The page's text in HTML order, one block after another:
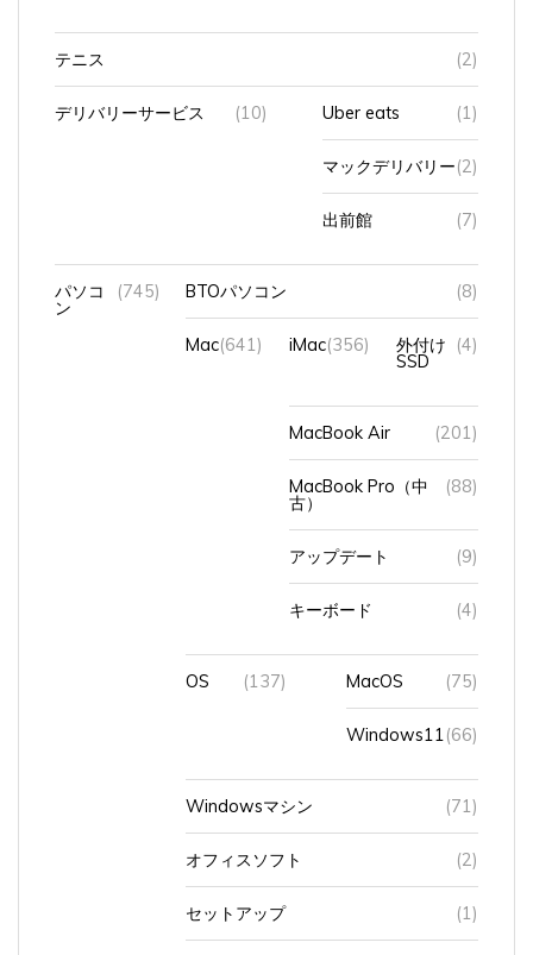
テニス (2)
デリバリーサービス (10) Uber eats (1)
マックデリバリー(2)
出前館 (7)
パソコ
ン
(745) BTOパソコン (8)
Mac(641) iMac(356) 外付け
SSD
(4)
MacBook Air (201)
MacBook Pro（中
古）
(88)
アップデート (9)
キーボード (4)
OS (137) MacOS (75)
Windows11 (66)
Windowsマシン (71)
オフィスソフト (2)
セットアップ (1)